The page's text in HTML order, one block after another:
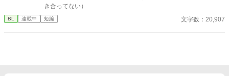
き合ってない）
BL 連載中 短編 文字数：20,907